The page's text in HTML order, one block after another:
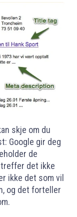
skje om du
Google gir deg
de
det ikke
ikke det som vil
og det forteller